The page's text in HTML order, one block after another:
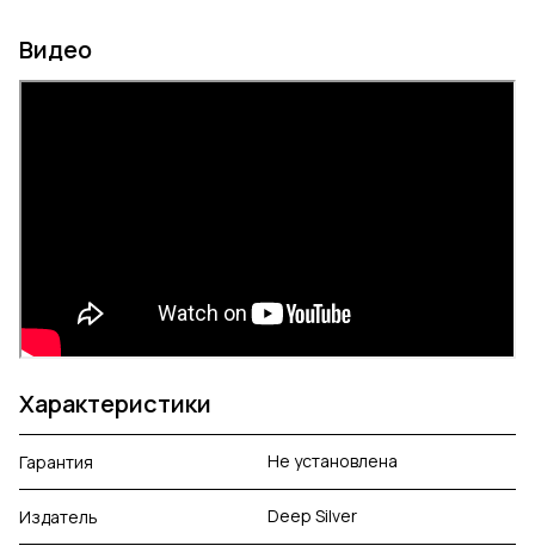
Видео
Характеристики
Гарантия Не установлена
Издатель Deep Silver